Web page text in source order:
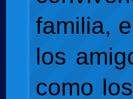
familia,
los
como